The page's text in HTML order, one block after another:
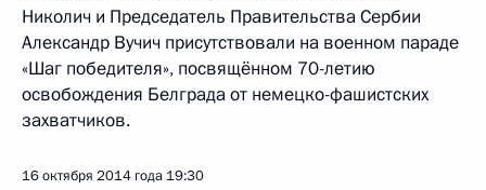
Николич и Председатель Правительства Сербии
Александр Вучич присутствовали на военном параде
«Шаг победителя», посвящённом 70-летию
освобождения Белграда от немецко-фашистских
захватчиков.
16 октября 2014 года 19:30